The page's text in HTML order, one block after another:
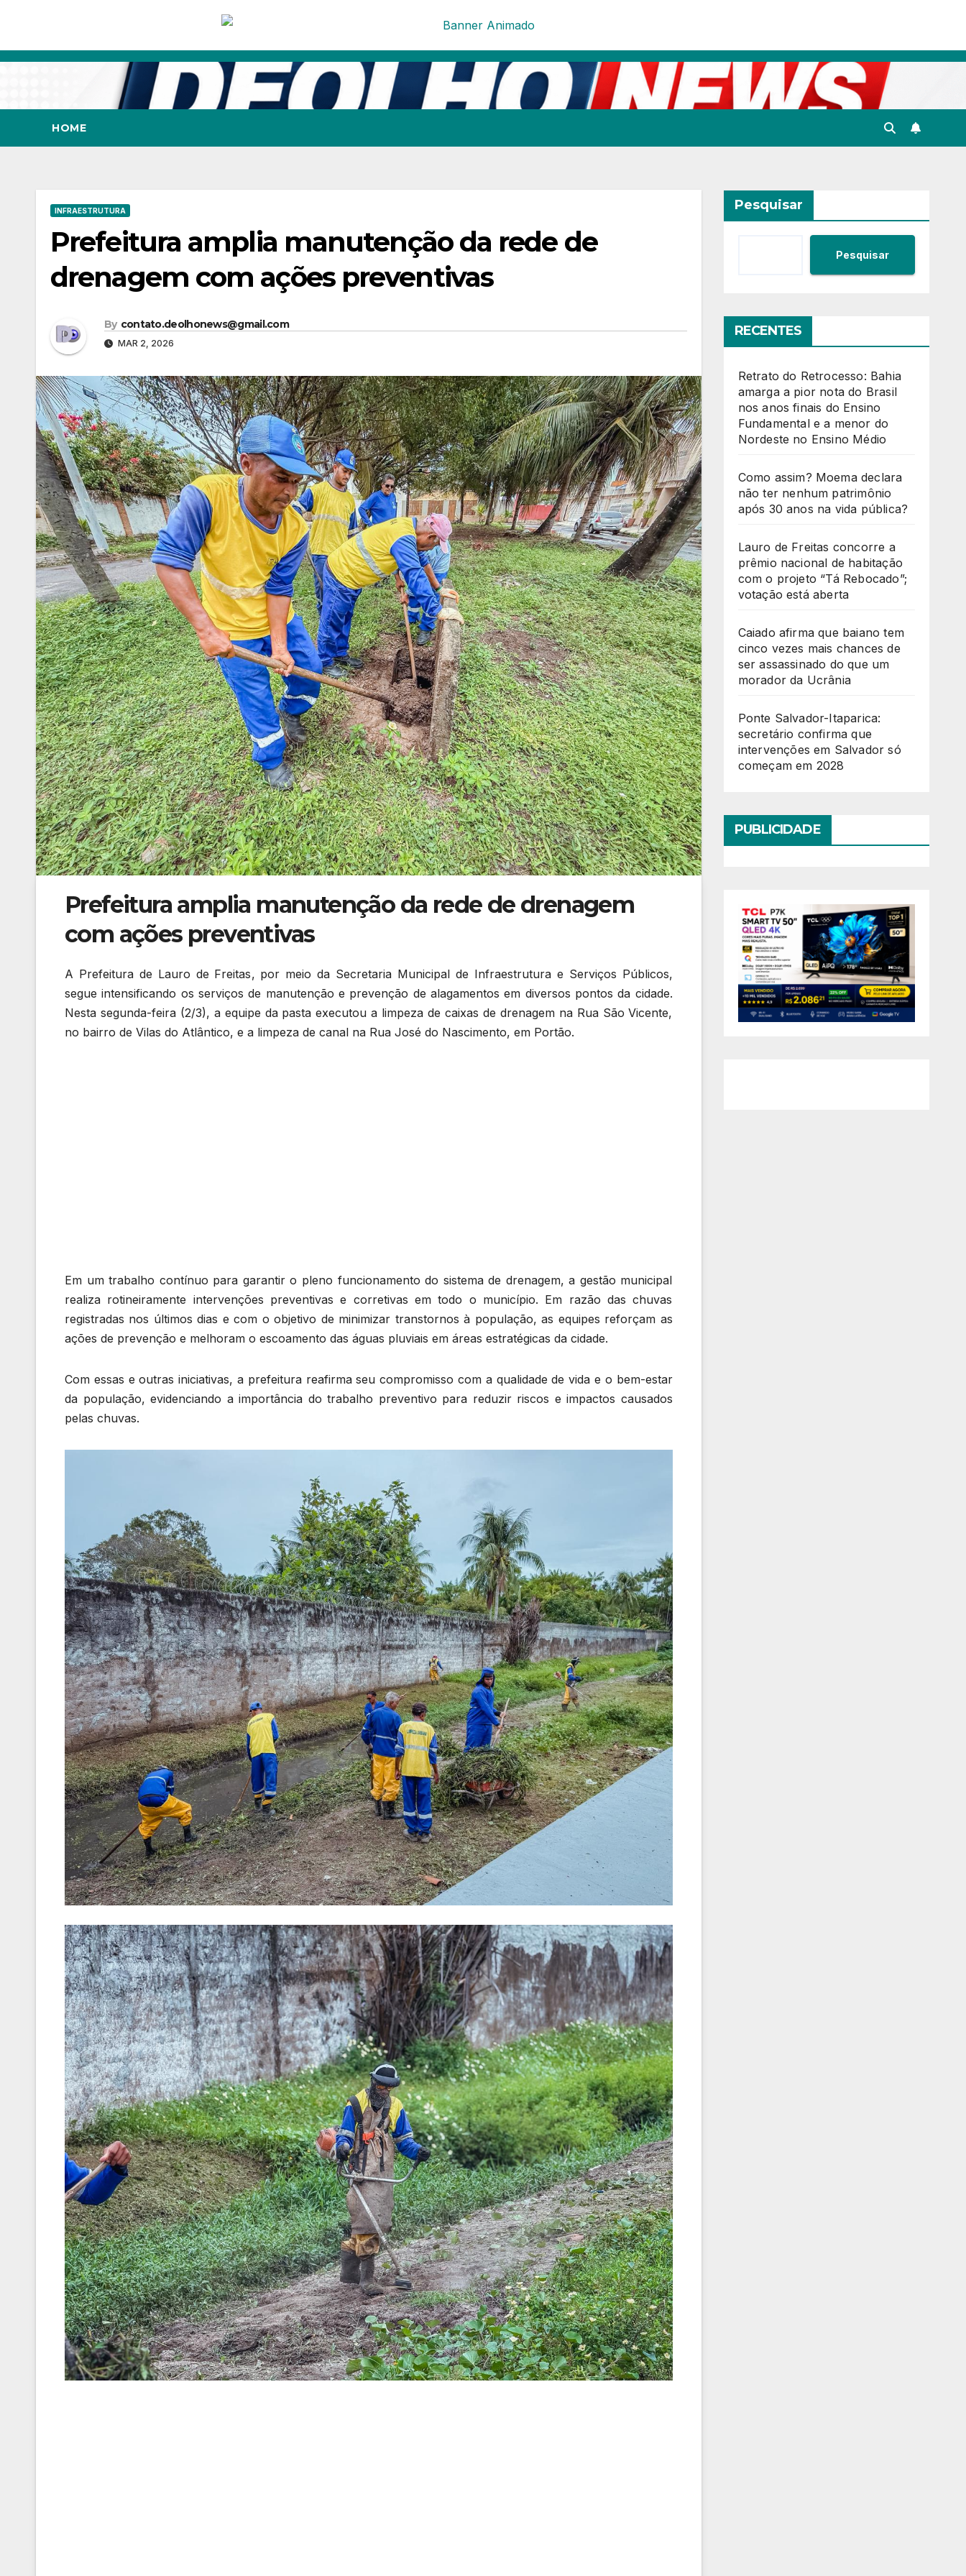
Skip
HOME
INFRAESTRUTURA
Prefeitura amplia manutenção da rede de
drenagem com ações preventivas
By contato.deolhonews@gmail.com
MAR 2, 2026
Prefeitura amplia manutenção da rede de drenagem
com ações preventivas
A Prefeitura de Lauro de Freitas, por meio da Secretaria Municipal de Infraestrutura e Serviços Públicos,
segue intensificando os serviços de manutenção e prevenção de alagamentos em diversos pontos da cidade.
Nesta segunda-feira (2/3), a equipe da pasta executou a limpeza de caixas de drenagem na Rua São Vicente,
no bairro de Vilas do Atlântico, e a limpeza de canal na Rua José do Nascimento, em Portão.
Em um trabalho contínuo para garantir o pleno funcionamento do sistema de drenagem, a gestão municipal
realiza rotineiramente intervenções preventivas e corretivas em todo o município. Em razão das chuvas
registradas nos últimos dias e com o objetivo de minimizar transtornos à população, as equipes reforçam as
ações de prevenção e melhoram o escoamento das águas pluviais em áreas estratégicas da cidade.
Com essas e outras iniciativas, a prefeitura reafirma seu compromisso com a qualidade de vida e o bem-estar
da população, evidenciando a importância do trabalho preventivo para reduzir riscos e impactos causados
pelas chuvas.
Pesquisar
Pesquisar
RECENTES
Retrato do Retrocesso: Bahia
amarga a pior nota do Brasil
nos anos finais do Ensino
Fundamental e a menor do
Nordeste no Ensino Médio
Como assim? Moema declara
não ter nenhum patrimônio
após 30 anos na vida pública?
Lauro de Freitas concorre a
prêmio nacional de habitação
com o projeto “Tá Rebocado”;
votação está aberta
Caiado afirma que baiano tem
cinco vezes mais chances de
ser assassinado do que um
morador da Ucrânia
Ponte Salvador-Itaparica:
secretário confirma que
intervenções em Salvador só
começam em 2028
PUBLICIDADE